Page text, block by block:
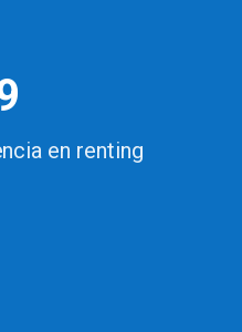
en renting